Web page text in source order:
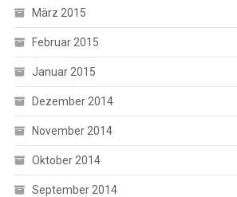
März 2015
Februar 2015
Januar 2015
Dezember 2014
November 2014
Oktober 2014
September 2014